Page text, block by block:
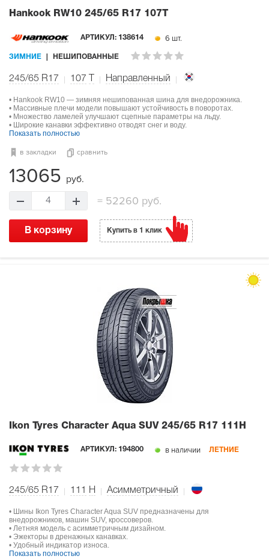
Hankook RW10 245/65 R17 107T
АРТИКУЛ: 138614 6 шт.
ЗИМНИЕ НЕШИПОВАННЫЕ
245/65 R17 107 Направленный
• Hankook RW10 — зимняя нешипованная шина для внедорожника.
• Массивные плечи модели повышают устойчивость в поворотах.
• Множество ламелей улучшают сцепные параметры на льду.
• Широкие канавки эффективно отводят снег и воду.
Показать полностью
в закладки сравнить
13065 руб.
4 = 52260 руб.
В корзину Купить в 1 клик
Ikon Tyres Character Aqua SUV 245/65 R17 111H
АРТИКУЛ: 194800 в наличии ЛЕТНИЕ
245/65 R17 111 H Асимметричный
• Шины Ikon Tyres Character Aqua SUV предназначены для
внедорожников, машин SUV, кроссоверов.
• Летняя модель с асимметричным дизайном.
• Эжекторы в дренажных канавках.
• Удобный индикатор износа.
Показать полностью